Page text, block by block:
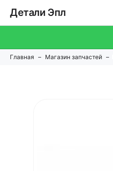
Детали Эпл
Главная Магазин запчастей